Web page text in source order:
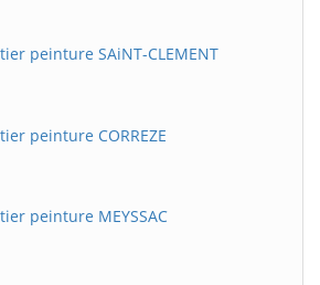
peinture SAiNT-CLEMENT
peinture CORREZE
peinture MEYSSAC